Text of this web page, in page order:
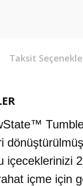
Taksit
içme için